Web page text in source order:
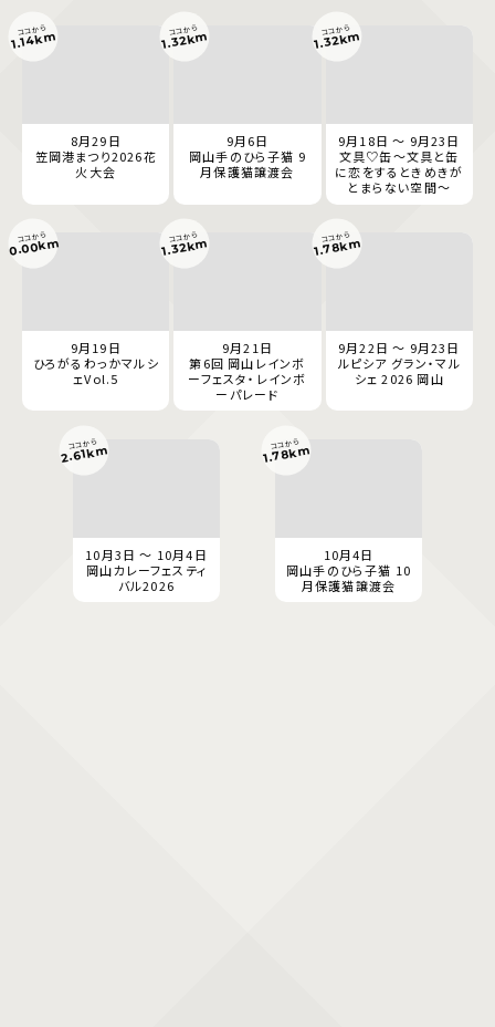
8月29日
笠岡港まつり2026花
火大会
ココから
1.14km
9月6日
岡山手のひら子猫 9
月保護猫譲渡会
ココから
1.32km
9月18日 ～ 9月23日
文具♡缶～文具と缶
に恋をするときめきが
とまらない空間～
ココから
1.32km
9月19日
ひろがるわっかマルシ
ェVol.5
ココから
0.00km
9月21日
第6回 岡山レインボ
ーフェスタ・レインボ
ーパレード
ココから
1.32km
9月22日 ～ 9月23日
ルピシア グラン・マル
シェ 2026 岡山
ココから
1.78km
10月3日 ～ 10月4日
岡山カレーフェスティ
バル2026
ココから
2.61km
10月4日
岡山手のひら子猫 10
月保護猫譲渡会
ココから
1.78km